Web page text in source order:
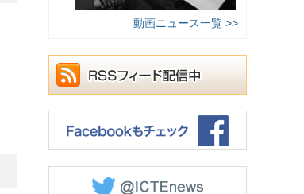
動画ニュース一覧 >>